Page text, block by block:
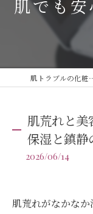
肌でも
肌トラブルの化
肌荒れと美
保湿と鎮静
2026/06/14
肌荒れがなかな